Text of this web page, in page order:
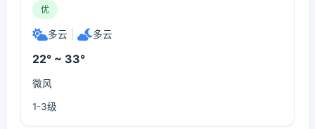
优
多云 多云
22° ~ 33°
微风
1-3级